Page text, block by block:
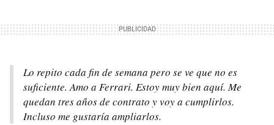
Lo repito cada fin de semana pero se ve que no es
suficiente. Amo a Ferrari. Estoy muy bien aquí. Me
quedan tres años de contrato y voy a cumplirlos.
Incluso me gustaría ampliarlos.